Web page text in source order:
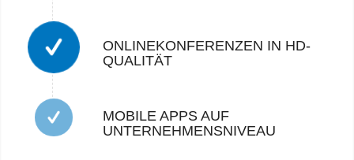
ONLINEKONFERENZEN IN HD-
QUALITÄT
MOBILE APPS AUF
UNTERNEHMENSNIVEAU